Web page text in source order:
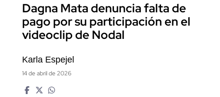
Dagna Mata denuncia falta de
pago por su participación en el
videoclip de Nodal
Karla Espejel
14 de abril de 2026